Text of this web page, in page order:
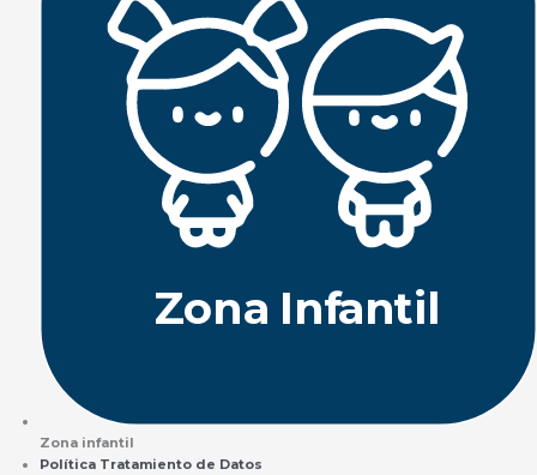
ZonaInfantil
Zona infantil
Política Tratamiento de Datos